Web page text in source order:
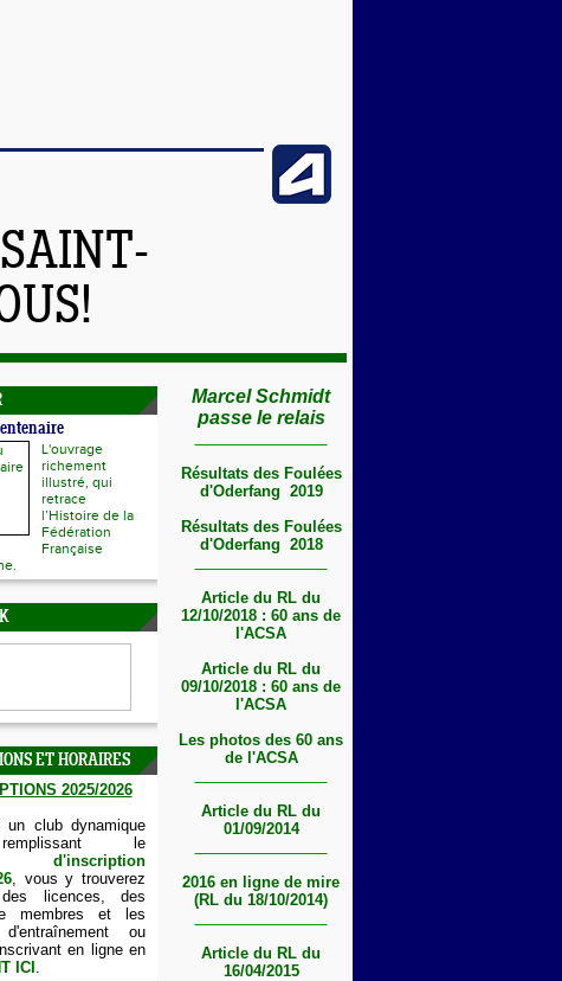
L'ouvrage
richement
illustré, qui
retrace
l’Histoire de la
Fédération
Française
ET HORAIRES
2025/2026
un club dynamique
le
d'inscription
, vous y trouverez
licences, des
membres et les
ou
en ligne en
ICI .
Marcel Schmidt
passe le relais
Résultats des Foulées
d'Oderfang 2019
Résultats des Foulées
d'Oderfang 2018
Article du RL du
12/10/2018 : 60 ans de
l'ACSA
Article du RL du
09/10/2018 : 60 ans de
l'ACSA
Les photos des 60 ans
de l'ACSA
Article du RL du
01/09/2014
2016 en ligne de mire
(RL du 18/10/2014)
Article du RL du
16/04/2015